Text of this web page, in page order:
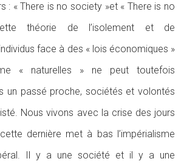
: « There is no society »et « There is no
théorie de l’isolement et de
face à des « lois économiques »
« naturelles » ne peut toutefois
un passé proche, sociétés et volontés
Nous vivons avec la crise des jours
dernière met à bas l’impérialisme
Il y a une société et il y a une